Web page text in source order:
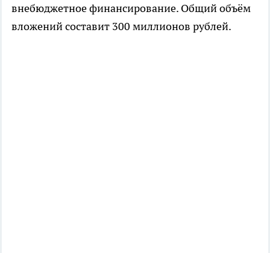
внебюджетное финансирование. Общий объём
вложений составит 300 миллионов рублей.